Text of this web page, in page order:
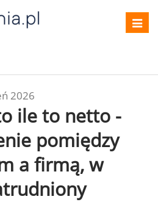
2026
ile to netto -
pomiędzy
a firmą, w